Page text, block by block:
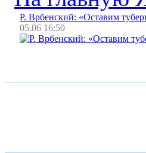
Р. Врбенский: «Оставим
05.06 16:50